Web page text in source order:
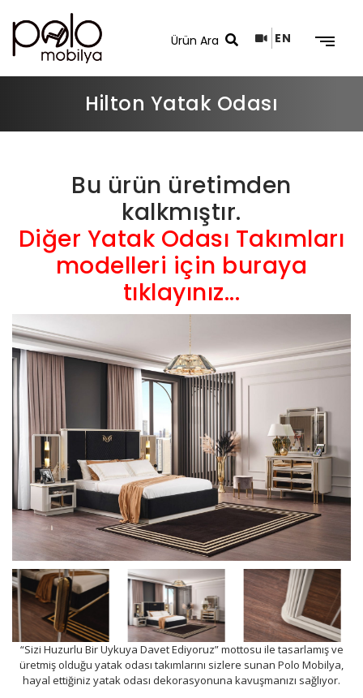
EN
Hilton Yatak Odası
Bu ürün üretimden
kalkmıştır.
Diğer Yatak Odası Takımları
modelleri için buraya
tıklayınız...
“Sizi Huzurlu Bir Uykuya Davet Ediyoruz” mottosu ile tasarlamış ve
üretmiş olduğu yatak odası takımlarını sizlere sunan Polo Mobilya,
hayal ettiğiniz yatak odası dekorasyonuna kavuşmanızı sağlıyor.
Arama Sonuçları